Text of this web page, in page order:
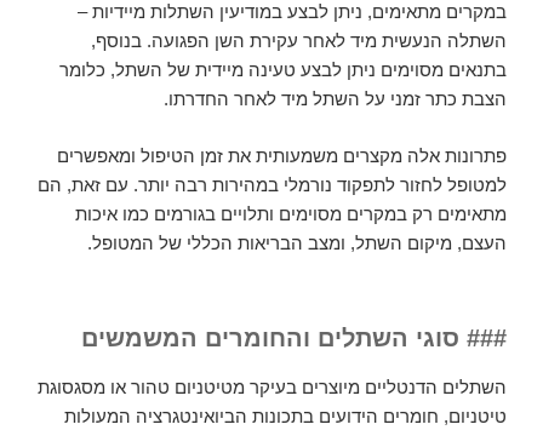
במקרים מתאימים, ניתן לבצע במודיעין השתלות מיידיות –
השתלה הנעשית מיד לאחר עקירת השן הפגועה. בנוסף,
בתנאים מסוימים ניתן לבצע טעינה מיידית של השתל, כלומר
הצבת כתר זמני על השתל מיד לאחר החדרתו.
פתרונות אלה מקצרים משמעותית את זמן הטיפול ומאפשרים
למטופל לחזור לתפקוד נורמלי במהירות רבה יותר. עם זאת, הם
מתאימים רק במקרים מסוימים ותלויים בגורמים כמו איכות
העצם, מיקום השתל, ומצב הבריאות הכללי של המטופל.
### סוגי השתלים והחומרים המשמשים
השתלים הדנטליים מיוצרים בעיקר מטיטניום טהור או מסגסוגת
טיטניום, חומרים הידועים בתכונות הביואינטגרציה המעולות